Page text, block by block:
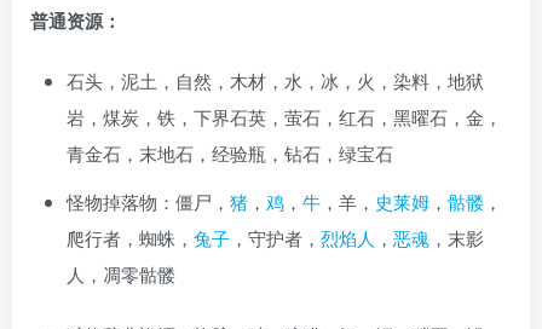
普通资源：
石头，泥土，自然，木材，水，冰，火，染料，地狱
岩，煤炭，铁，下界石英，萤石，红石，黑曜石，金，
青金石，末地石，经验瓶，钻石，绿宝石
怪物掉落物：僵尸， 猪 ， 鸡 ， 牛 ，羊， 史莱姆 ， 骷髅 ，
爬行者，蜘蛛， 兔子 ，守护者， 烈焰人 ， 恶魂 ，末影
人，凋零骷髅